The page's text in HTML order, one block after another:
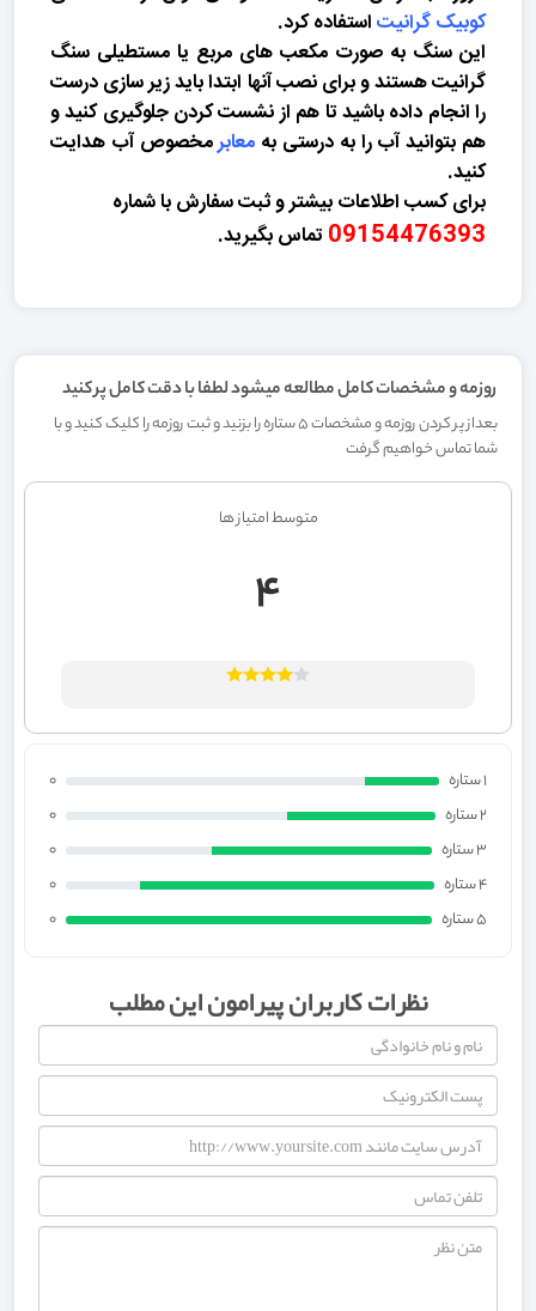
کوبیک گرانیتاستفاده کرد.
این سنگ به صورت مکعب های مربع یا مستطیلی سنگ
گرانیت هستند و برای نصب آنها ابتدا باید زیر سازی درست
را انجام داده باشید تا هم از نشست کردن جلوگیری کنید و
هم بتوانید آب رابه درستی به معابرمخصوص آب هدایت
کنید.
برای کسب اطلاعات بیشتر و ثبت سفارش با شماره
09154476393 تماس بگیرید.
روزمه و مشخصات کامل مطالعه میشود لطفا با دقت کامل پر کنید
بعداز پر کردن روزمه و مشخصات 5 ستاره را بزنید و ثبت روزمه را کلیک کنید و با
شما تماس خواهیم گرفت
متوسط امتیاز ها
4
1 ستاره
0
2 ستاره
0
3 ستاره
0
4 ستاره
0
5 ستاره
0
نظرات کاربران پیرامون این مطلب